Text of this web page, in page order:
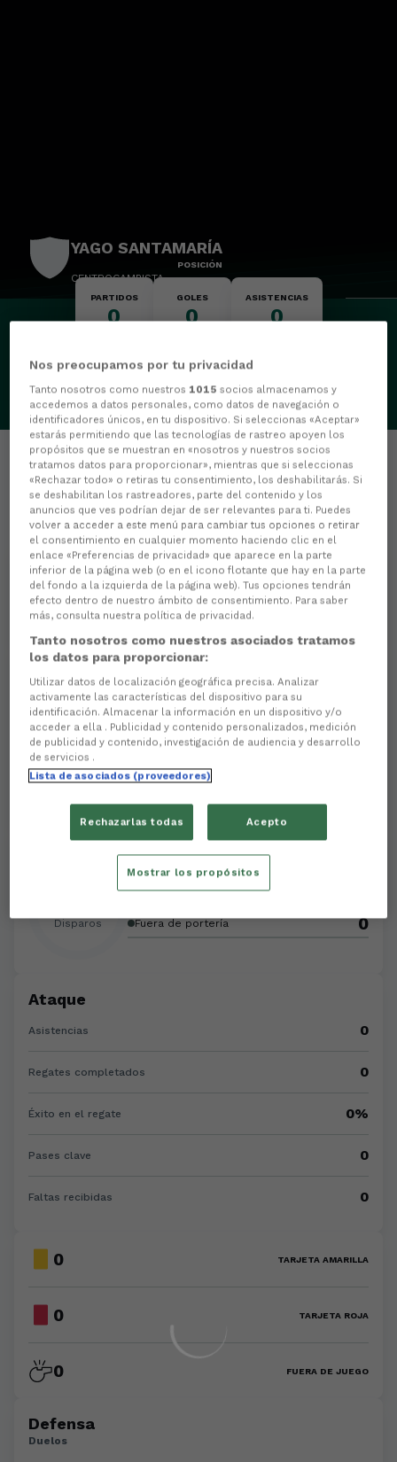
YAGO SANTAMARÍA
POSICIÓN
CENTROCAMPISTA
PARTIDOS
0
GOLES
0
ASISTENCIAS
0
Estadísticas
0
PARTIDOS JUGADOS
0
0
Goles
Goles de cabeza
Disparos
A portería
Fuera de portería 0
Ataque
Asistencias 0
Regates completados 0
Éxito en el regate 0%
Pases clave 0
Faltas recibidas 0
0 TARJETA AMARILLA
0 TARJETA ROJA
0 FUERA DE JUEGO
Defensa
Duelos
Nos preocupamos por tu privacidad
Tanto nosotros como nuestros 1015 socios almacenamos y
accedemos a datos personales, como datos de navegación o
identificadores únicos, en tu dispositivo. Si seleccionas «Aceptar»
estarás permitiendo que las tecnologías de rastreo apoyen los
propósitos que se muestran en «nosotros y nuestros socios
tratamos datos para proporcionar», mientras que si seleccionas
«Rechazar todo» o retiras tu consentimiento, los deshabilitarás. Si
se deshabilitan los rastreadores, parte del contenido y los
anuncios que ves podrían dejar de ser relevantes para ti. Puedes
volver a acceder a este menú para cambiar tus opciones o retirar
el consentimiento en cualquier momento haciendo clic en el
enlace «Preferencias de privacidad» que aparece en la parte
inferior de la página web (o en el icono flotante que hay en la parte
del fondo a la izquierda de la página web). Tus opciones tendrán
efecto dentro de nuestro ámbito de consentimiento. Para saber
más, consulta nuestra política de privacidad.
Tanto nosotros como nuestros asociados tratamos
los datos para proporcionar:
Utilizar datos de localización geográfica precisa. Analizar
activamente las características del dispositivo para su
identificación. Almacenar la información en un dispositivo y/o
acceder a ella . Publicidad y contenido personalizados, medición
de publicidad y contenido, investigación de audiencia y desarrollo
de servicios .
Lista de asociados (proveedores)
Rechazarlas todas Acepto
Mostrar los propósitos